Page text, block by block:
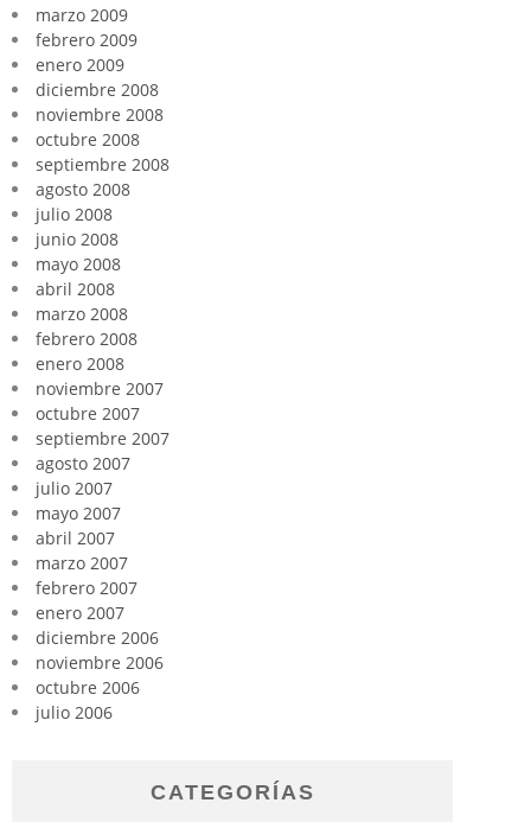
marzo 2009
febrero 2009
enero 2009
diciembre 2008
noviembre 2008
octubre 2008
septiembre 2008
agosto 2008
julio 2008
junio 2008
mayo 2008
abril 2008
marzo 2008
febrero 2008
enero 2008
noviembre 2007
octubre 2007
septiembre 2007
agosto 2007
julio 2007
mayo 2007
abril 2007
marzo 2007
febrero 2007
enero 2007
diciembre 2006
noviembre 2006
octubre 2006
julio 2006
CATEGORÍAS